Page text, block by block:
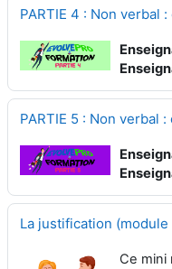
PARTIE 4 : Non verbal
PARTIE 5 : Non verbal
La justification
Ce mini